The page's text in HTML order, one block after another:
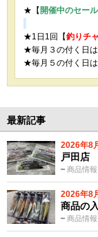
★【開催中のセー
★1日1回【釣りチ
★毎月３の付く日
★毎月５の付く日
最新記事
2026年8
商品情報
戸田店
2026年8
商品情報
商品の